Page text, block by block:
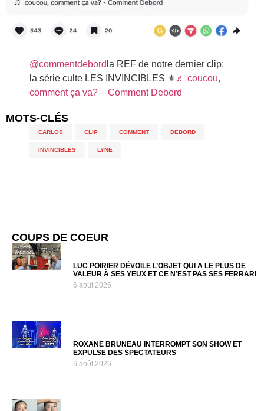
@commentdebord la REF de notre dernier clip:
la série culte LES INVINCIBLES ⚜️♬ coucou,
comment ça va? – Comment Debord
MOTS-CLÉS
CARLOS CLIP COMMENT DEBORD
INVINCIBLES LYNE
COUPS DE COEUR
LUC POIRIER DÉVOILE L’OBJET QUI A LE PLUS DE
VALEUR À SES YEUX ET CE N’EST PAS SES FERRARI
6 août 2026
ROXANE BRUNEAU INTERROMPT SON SHOW ET
EXPULSE DES SPECTATEURS
6 août 2026